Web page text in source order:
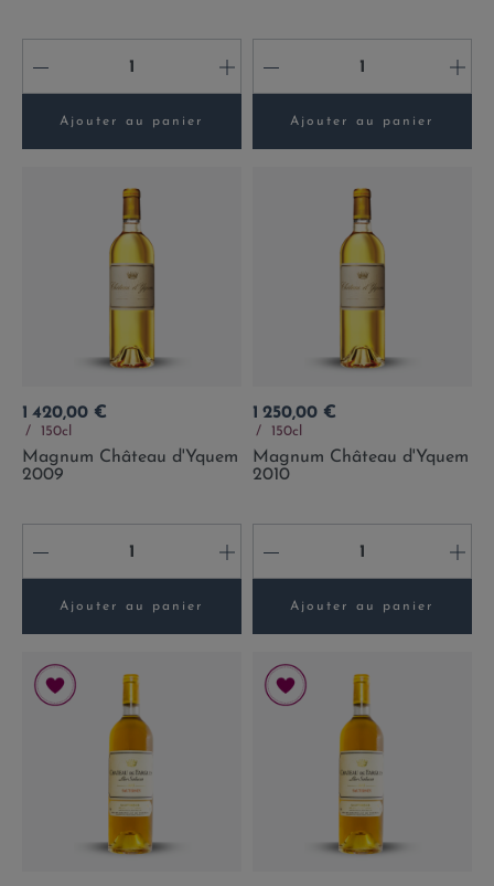
- +
Ajouter au panier
- +
Ajouter au panier
Prix
1 420,00 €
150cl
Magnum Château d'Yquem
2009
- +
Ajouter au panier
Prix
1 250,00 €
150cl
Magnum Château d'Yquem
2010
- +
Ajouter au panier